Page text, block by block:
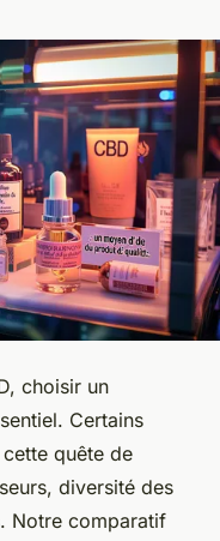
choisir un
Certains
quête de
diversité des
Notre comparatif